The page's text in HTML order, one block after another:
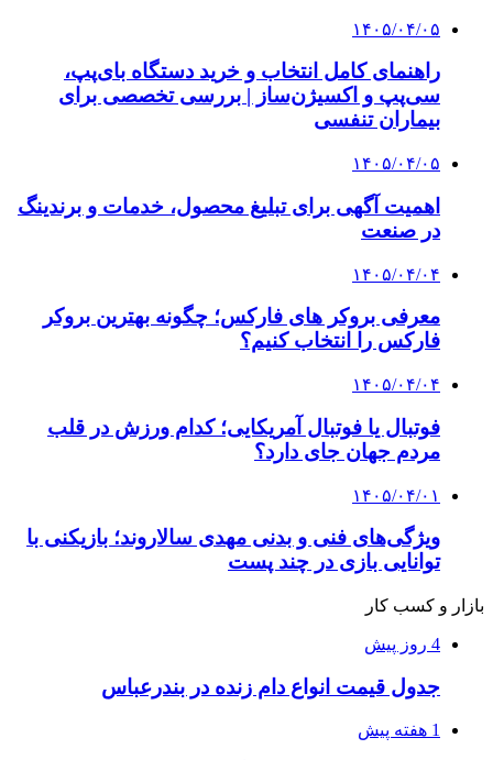
۱۴۰۵/۰۴/۰۵
راهنمای کامل انتخاب و خرید دستگاه بای‌پپ،
سی‌پپ و اکسیژن‌ساز | بررسی تخصصی برای
بیماران تنفسی
۱۴۰۵/۰۴/۰۵
اهمیت آگهی برای تبلیغ محصول، خدمات و برندینگ
در صنعت
۱۴۰۵/۰۴/۰۴
معرفی بروکر های فارکس؛ چگونه بهترین بروکر
فارکس را انتخاب کنیم؟
۱۴۰۵/۰۴/۰۴
فوتبال یا فوتبال آمریکایی؛ کدام ورزش در قلب
مردم جهان جای دارد؟
۱۴۰۵/۰۴/۰۱
ویژگی‌های فنی و بدنی مهدی سالاروند؛ بازیکنی با
توانایی بازی در چند پست
بازار و کسب کار
4 روز پیش
جدول قیمت انواع دام زنده در بندرعباس
1 هفته پیش